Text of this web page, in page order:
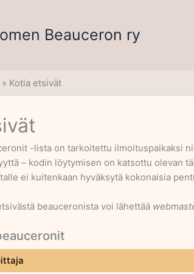
Beauceron ry
Kotia etsivät
-lista on tarkoitettu ilmoituspaikaksi
– kodin löytymisen on katsottu olevan
ei kuitenkaan hyväksytä kokonaisia
beauceronista voi lähettää